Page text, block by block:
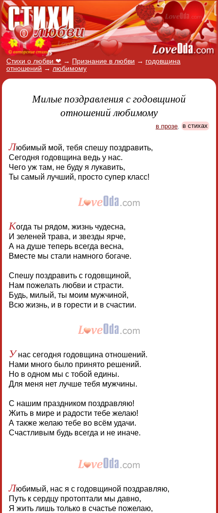
Стихи о любви ❤ → Признание в любви → годовщина
отношений → любимому
Милые поздравления с годовщиной
отношений любимому
в прозе, в стихах
Любимый мой, тебя спешу поздравить,
Сегодня годовщина ведь у нас.
Чего уж там, не буду я лукавить,
Ты самый лучший, просто супер класс!
Когда ты рядом, жизнь чудесна,
И зеленей трава, и звезды ярче,
А на душе теперь всегда весна,
Вместе мы стали намного богаче.
Спешу поздравить с годовщиной,
Нам пожелать любви и страсти.
Будь, милый, ты моим мужчиной,
Всю жизнь, и в горести и в счастии.
Унас сегодня годовщина отношений.
Нами много было принято решений.
Но в одном мы с тобой едины.
Для меня нет лучше тебя мужчины.
С нашим праздником поздравляю!
Жить в мире и радости тебе желаю!
А также желаю тебе во всём удачи.
Счастливым будь всегда и не иначе.
Любимый, нас я с годовщиной поздравляю,
Путь к сердцу протоптали мы давно,
Я жить лишь только в счастье пожелаю,